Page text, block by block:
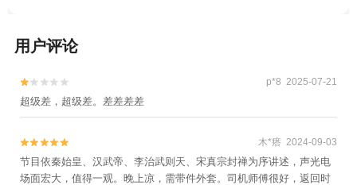
用户评论

 p*8 2025-07-21
超级差，超级差。差差差差

 木*瘩 2024-09-03
节目依秦始皇、汉武帝、李治武则天、宋真宗封禅为序讲述，声光电
场面宏大，值得一观。晚上凉，需带件外套。司机师傅很好，返回时